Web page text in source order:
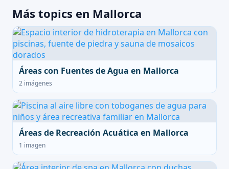
Más topics en Mallorca
Áreas con Fuentes de Agua en Mallorca
2 imágenes
Áreas de Recreación Acuática en Mallorca
1 imagen